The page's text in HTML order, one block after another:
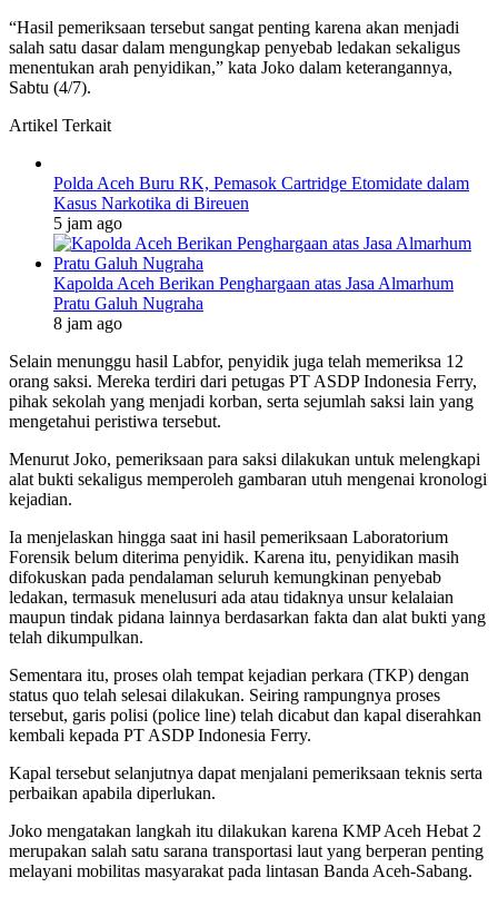
“Hasil pemeriksaan tersebut sangat penting karena akan menjadi
salah satu dasar dalam mengungkap penyebab ledakan sekaligus
menentukan arah penyidikan,” kata Joko dalam keterangannya,
Sabtu (4/7).
Artikel Terkait
Polda Aceh Buru RK, Pemasok Cartridge Etomidate dalam
Kasus Narkotika di Bireuen
5 jam ago
Kapolda Aceh Berikan Penghargaan atas Jasa Almarhum
Pratu Galuh Nugraha
8 jam ago
Selain menunggu hasil Labfor, penyidik juga telah memeriksa 12
orang saksi. Mereka terdiri dari petugas PT ASDP Indonesia Ferry,
pihak sekolah yang menjadi korban, serta sejumlah saksi lain yang
mengetahui peristiwa tersebut.
Menurut Joko, pemeriksaan para saksi dilakukan untuk melengkapi
alat bukti sekaligus memperoleh gambaran utuh mengenai kronologi
kejadian.
Ia menjelaskan hingga saat ini hasil pemeriksaan Laboratorium
Forensik belum diterima penyidik. Karena itu, penyidikan masih
difokuskan pada pendalaman seluruh kemungkinan penyebab
ledakan, termasuk menelusuri ada atau tidaknya unsur kelalaian
maupun tindak pidana lainnya berdasarkan fakta dan alat bukti yang
telah dikumpulkan.
Sementara itu, proses olah tempat kejadian perkara (TKP) dengan
status quo telah selesai dilakukan. Seiring rampungnya proses
tersebut, garis polisi (police line) telah dicabut dan kapal diserahkan
kembali kepada PT ASDP Indonesia Ferry.
Kapal tersebut selanjutnya dapat menjalani pemeriksaan teknis serta
perbaikan apabila diperlukan.
Joko mengatakan langkah itu dilakukan karena KMP Aceh Hebat 2
merupakan salah satu sarana transportasi laut yang berperan penting
melayani mobilitas masyarakat pada lintasan Banda Aceh-Sabang.